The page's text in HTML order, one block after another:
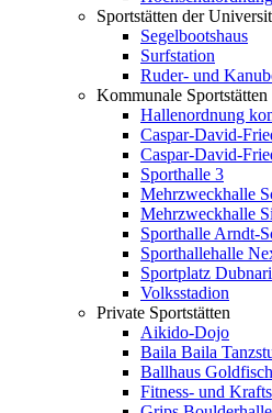
Sportstätten der
Segelbootshaus
Surfstation
Ruder- und
Kommunale Sportstätten
Hallenordnung
Caspar-David-
Caspar-David-
Sporthalle 3
Mehrzweckhalle
Mehrzweckhalle
Sporthalle Arndt-
Sporthallehalle
Sportplatz
Volksstadion
Private Sportstätten
Aikido-Dojo
Baila Baila
Ballhaus Goldfisch
Fitness- und